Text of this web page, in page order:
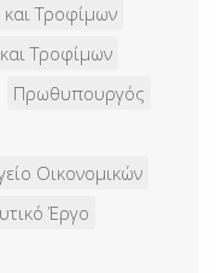
Τροφίμων
Τροφίμων
Πρωθυπουργός
Οικονομικών
Έργο